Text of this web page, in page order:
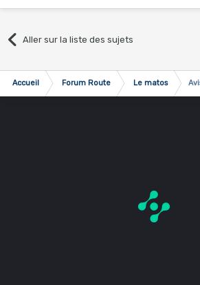
Aller sur la liste des sujets
Accueil Forum Route Le matos